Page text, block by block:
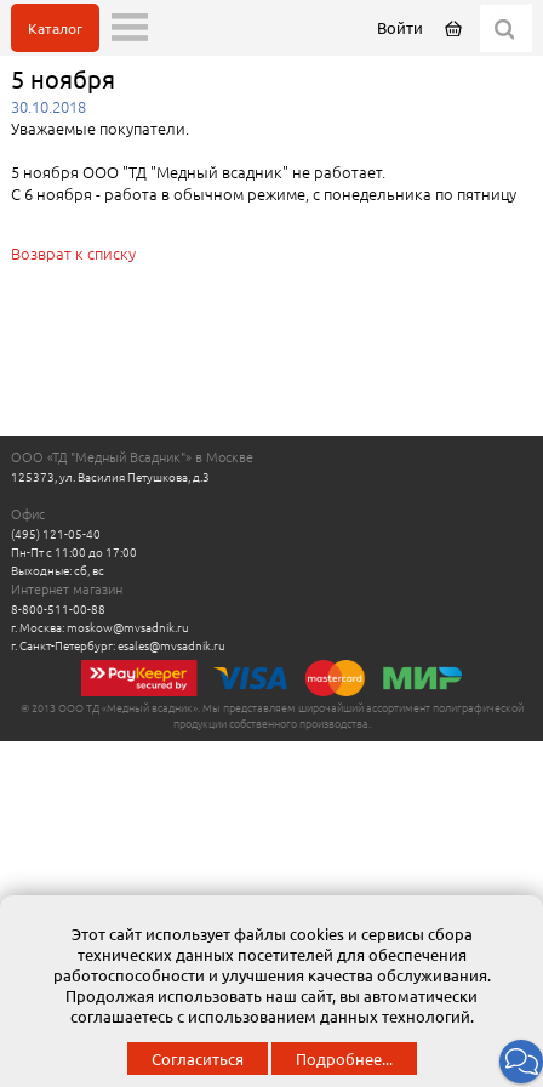
Войти
Каталог
5 ноября
30.10.2018
Уважаемые покупатели.
5 ноября ООО "ТД "Медный всадник" не работает.
С 6 ноября - работа в обычном режиме, с понедельника по пятницу
Возврат к списку
ООО «ТД "Медный Всадник"» в Москве
125373, ул. Василия Петушкова, д.3
Офис
(495) 121-05-40
Пн-Пт с 11:00 до 17:00
Выходные: сб, вс
Интернет магазин
8-800-511-00-88
г. Москва: moskow@mvsadnik.ru
г. Санкт-Петербург: esales@mvsadnik.ru
© 2013 ООО ТД «Медный всадник». Мы представляем широчайший ассортимент полиграфической
продукции собственного производства.
Этот сайт использует файлы cookies и сервисы сбора
технических данных посетителей для обеспечения
работоспособности и улучшения качества обслуживания.
Продолжая использовать наш сайт, вы автоматически
соглашаетесь с использованием данных технологий.
Согласиться Подробнее...